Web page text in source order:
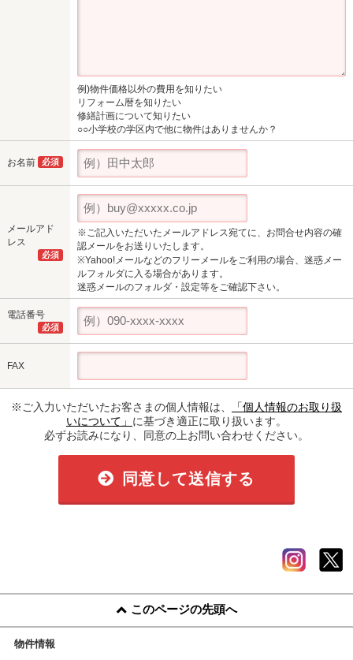
例)物件価格以外の費用を知りたい
リフォーム暦を知りたい
修繕計画について知りたい
○○小学校の学区内で他に物件はありませんか？
お名前 必須
メールアド
レス
必須
※ご記入いただいたメールアドレス宛てに、お問合せ内容の確
認メールをお送りいたします。
※Yahoo!メールなどのフリーメールをご利用の場合、迷惑メー
ルフォルダに入る場合があります。
迷惑メールのフォルダ・設定等をご確認下さい。
電話番号
必須
FAX
※ご入力いただいたお客さまの個人情報は、
「個人情報のお取り扱
いについて」 に基づき適正に取り扱います。
必ずお読みになり、同意の上お問い合わせください。
同意して送信する
このページの先頭へ
物件情報